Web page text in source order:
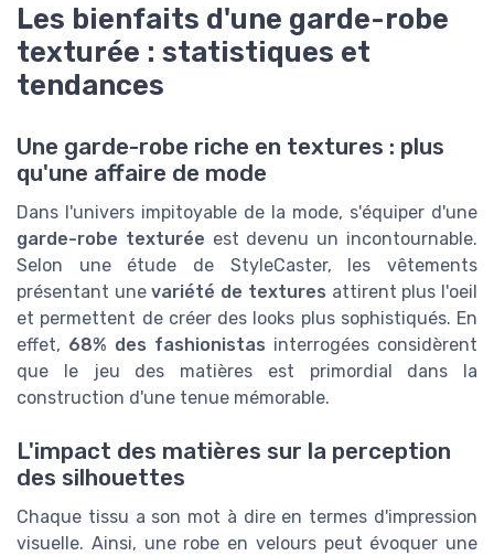
Les bienfaits d'une garde-robe
texturée : statistiques et
tendances
Une garde-robe riche en textures : plus
qu'une affaire de mode
Dans l'univers impitoyable de la mode, s'équiper d'une
garde-robe texturée est devenu un incontournable.
Selon une étude de StyleCaster, les vêtements
présentant unevariété de textures attirent plus l'oeil
et permettent de créer des looks plus sophistiqués. En
effet, 68% des fashionistas interrogées considèrent
que le jeu des matières est primordial dans la
construction d'une tenue mémorable.
L'impact des matières sur la perception
des silhouettes
Chaque tissu a son mot à dire en termes d'impression
visuelle. Ainsi, une robe en velours peut évoquer une